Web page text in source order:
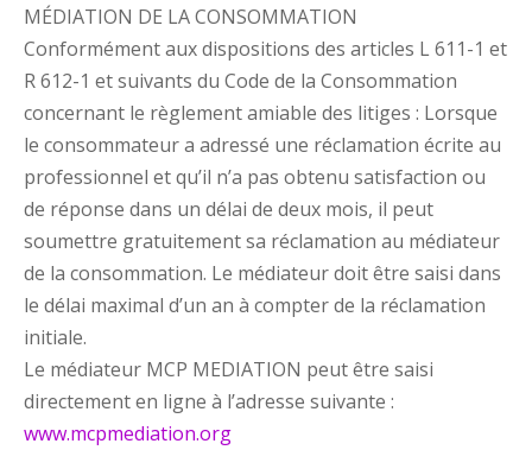
MÉDIATION DE LA CONSOMMATION
Conformément aux dispositions des articles L 611-1 et
R 612-1 et suivants du Code de la Consommation
concernant le règlement amiable des litiges : Lorsque
le consommateur a adressé une réclamation écrite au
professionnel et qu’il n’a pas obtenu satisfaction ou
de réponse dans un délai de deux mois, il peut
soumettre gratuitement sa réclamation au médiateur
de la consommation. Le médiateur doit être saisi dans
le délai maximal d’un an à compter de la réclamation
initiale.
Le médiateur MCP MEDIATION peut être saisi
directement en ligne à l’adresse suivante :
www.mcpmediation.org